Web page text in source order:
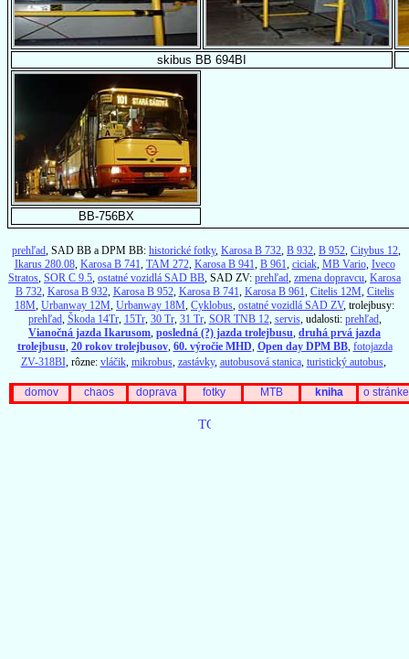
skibus BB 694BI
BB-756BX
prehľad, SAD BB a DPM BB: historické fotky, Karosa B 732, B 932, B 952, Citybus 12,
Ikarus 280.08, Karosa B 741, TAM 272, Karosa B 941, B 961, ciciak, MB Vario, Iveco
Stratos, SOR C 9.5, ostatné vozidlá SAD BB, SAD ZV: prehľad, zmena dopravcu, Karosa
B 732, Karosa B 932, Karosa B 952, Karosa B 741, Karosa B 961, Citelis 12M, Citelis
18M, Urbanway 12M, Urbanway 18M, Cyklobus, ostatné vozidlá SAD ZV, trolejbusy:
prehľad, Škoda 14Tr, 15Tr, 30 Tr, 31 Tr, SOR TNB 12, servis, udalosti: prehľad,
Vianočná jazda Ikarusom, posledná (?) jazda trolejbusu, druhá prvá jazda
trolejbusu, 20 rokov trolejbusov, 60. výročie MHD, Open day DPM BB, fotojazda
ZV-318BI, rôzne: vláčik, mikrobus, zastávky, autobusová stanica, turistický autobus,
domov chaos doprava fotky MTB kniha o stránke